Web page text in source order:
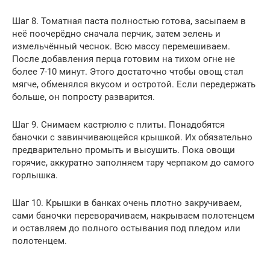
Шаг 8. Томатная паста полностью готова, засыпаем в
неё поочерёдно сначала перчик, затем зелень и
измельчённый чеснок. Всю массу перемешиваем.
После добавления перца готовим на тихом огне не
более 7-10 минут. Этого достаточно чтобы овощ стал
мягче, обменялся вкусом и остротой. Если передержать
больше, он попросту разварится.
Шаг 9. Снимаем кастрюлю с плиты. Понадобятся
баночки с завинчивающейся крышкой. Их обязательно
предварительно промыть и высушить. Пока овощи
горячие, аккуратно заполняем тару черпаком до самого
горлышка.
Шаг 10. Крышки в банках очень плотно закручиваем,
сами баночки переворачиваем, накрываем полотенцем
и оставляем до полного остывания под пледом или
полотенцем.